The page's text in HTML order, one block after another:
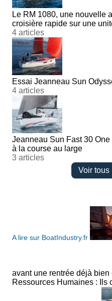
Le RM 1080, une nouvelle
croisière rapide sur une
4 articles
Essai Jeanneau Sun
4 articles
Jeanneau Sun Fast 30
à la course au large
3 articles
Voir tous
A lire sur BoatIndustry.fr
avant une rentrée déjà bien
Ressources Humaines : Ils